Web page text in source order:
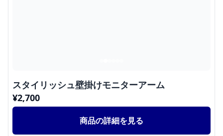
スタイリッシュ壁掛けモニターアーム
¥2,700
商品の詳細を見る